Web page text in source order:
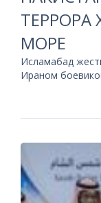
ТЕРРОРА
МОРЕ
Исламабад
Ираном